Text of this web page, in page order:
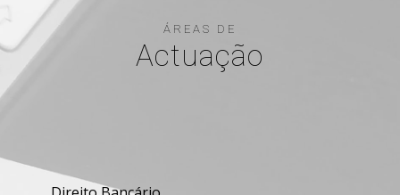
ÁREAS DE
Actuação